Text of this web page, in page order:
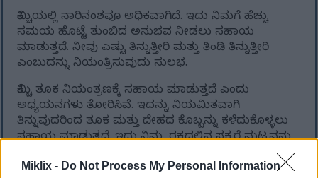
Miklix - Do Not Process My Personal Information
ಕಿಮ್ಚಿಯಲ್ಲಿ ನಾರಿನಂಶವೂ ಅಧಿಕವಾಗಿದೆ. ಇದು ನಿಮಗೆ ಹೆಚ್ಚು
ಸಮಯ ಹೊಟ್ಟೆ ತುಂಬಿದ ಅನುಭವ ನೀಡಲು ಸಹಾಯ
ಮಾಡುತ್ತದೆ. ನೀವು ಎಷ್ಟು ತಿನ್ನುತ್ತೀರಿ ಮತ್ತು ತಿಂಡಿ ತಿನ್ನುತ್ತೀರಿ
ಎಂಬುದನ್ನು ನಿಯಂತ್ರಿಸುವುದು ಸುಲಭ.
ಕಿಮ್ಚಿ ತೂಕ ನಿಯಂತ್ರಣಕ್ಕೆ ಸಹಾಯ ಮಾಡುತ್ತದೆ ಎಂದು
ಅಧ್ಯಯನಗಳು ತೋರಿಸಿವೆ. ಇದನ್ನು ನಿಯಮಿತವಾಗಿ
ತಿನ್ನುವುದರಿಂದ ತೂಕ ಮತ್ತು ದೇಹದ ಕೊಬ್ಬನ್ನು ಕಳೆದುಕೊಳ್ಳಲು
ಸಹಾಯ ಮಾಡುತ್ತದೆ. ಇದು ನಿಮ್ಮ ರಕ್ತದಲ್ಲಿನ ಸಕ್ಕರೆ ಮಟ್ಟವನ್ನು
ಮಾಡುತ್ತದೆ.